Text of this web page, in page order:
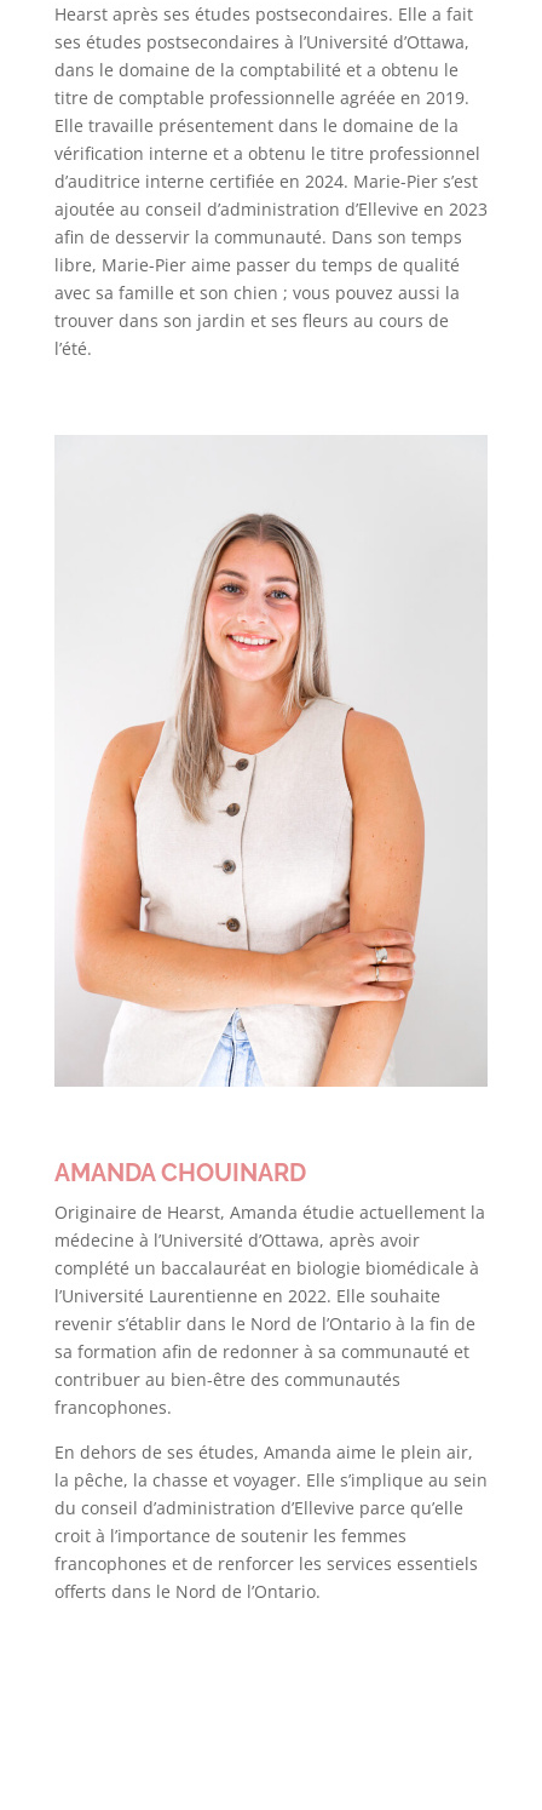
Hearst après ses études postsecondaires. Elle a fait
ses études postsecondaires à l’Université d’Ottawa,
dans le domaine de la comptabilité et a obtenu le
titre de comptable professionnelle agréée en 2019.
Elle travaille présentement dans le domaine de la
vérification interne et a obtenu le titre professionnel
d’auditrice interne certifiée en 2024. Marie-Pier s’est
ajoutée au conseil d’administration d’Ellevive en 2023
afin de desservir la communauté. Dans son temps
libre, Marie-Pier aime passer du temps de qualité
avec sa famille et son chien ; vous pouvez aussi la
trouver dans son jardin et ses fleurs au cours de
l’été.
AMANDA CHOUINARD
Originaire de Hearst, Amanda étudie actuellement la
médecine à l’Université d’Ottawa, après avoir
complété un baccalauréat en biologie biomédicale à
l’Université Laurentienne en 2022. Elle souhaite
revenir s’établir dans le Nord de l’Ontario à la fin de
sa formation afin de redonner à sa communauté et
contribuer au bien-être des communautés
francophones.
En dehors de ses études, Amanda aime le plein air,
la pêche, la chasse et voyager. Elle s’implique au sein
du conseil d’administration d’Ellevive parce qu’elle
croit à l’importance de soutenir les femmes
francophones et de renforcer les services essentiels
offerts dans le Nord de l’Ontario.